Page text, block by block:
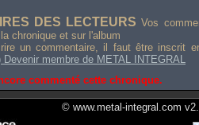
DES LECTEURS Vos
chronique et sur l'album
un commentaire, il faut être inscrit
Devenir membre de METAL INTEGRAL
commenté cette chronique.
© www.metal-integral.com